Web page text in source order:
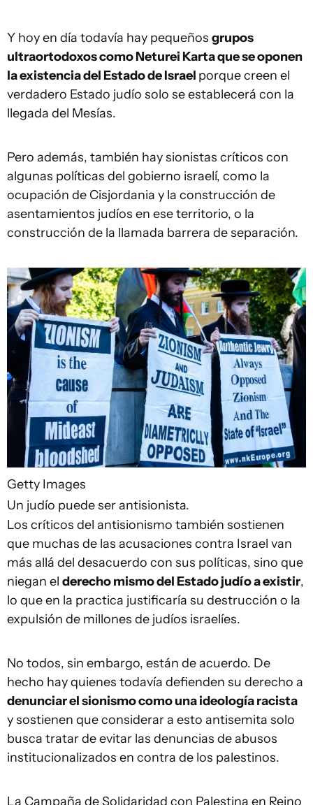
Y hoy en día todavía hay pequeños grupos
ultraortodoxos como Neturei Karta que se oponen
la existencia del Estado de Israel porque creen el
verdadero Estado judío solo se establecerá con la
llegada del Mesías.
Pero además, también hay sionistas críticos con
algunas políticas del gobierno israelí, como la
ocupación de Cisjordania y la construcción de
asentamientos judíos en ese territorio, o la
construcción de la llamada barrera de separación.
Getty Images
Un judío puede ser antisionista.
Los críticos del antisionismo también sostienen
que muchas de las acusaciones contra Israel van
más allá del desacuerdo con sus políticas, sino que
niegan el derecho mismo del Estado judío a existir,
lo que en la practica justificaría su destrucción o la
expulsión de millones de judíos israelíes.
No todos, sin embargo, están de acuerdo. De
hecho hay quienes todavía defienden su derecho a
denunciar el sionismo como una ideología racista
y sostienen que considerar a esto antisemita solo
busca tratar de evitar las denuncias de abusos
institucionalizados en contra de los palestinos.
La Campaña de Solidaridad con Palestina en Reino